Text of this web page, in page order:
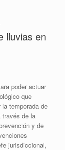
lluvias en
poder actuar
que
temporada de
través de la
y de
jurisdiccional,